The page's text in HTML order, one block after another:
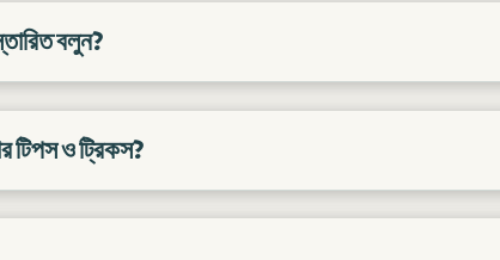
বলুন?
টিপস ও ট্রিকস?